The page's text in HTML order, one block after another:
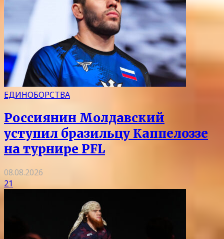
ЕДИНОБОРСТВА
Россиянин Молдавский
уступил бразильцу Каппелоззе
на турнире PFL
08.08.2026
21